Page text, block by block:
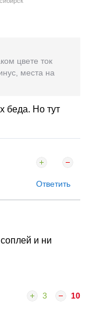
цвете ток
места на
беда. Но тут
Ответить
и ни
3 10